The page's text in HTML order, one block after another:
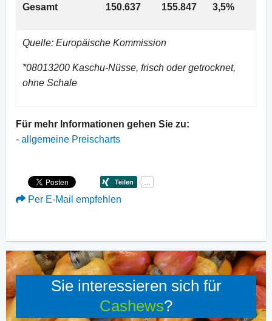
Gesamt 150.637 155.847 3,5%
Quelle: Europäische Kommission
*08013200 Kaschu-Nüsse, frisch oder getrocknet,
ohne Schale
Für mehr Informationen gehen Sie zu:
- allgemeine Preischarts
Per E-Mail empfehlen
Sie interessieren sich für
Cashews?